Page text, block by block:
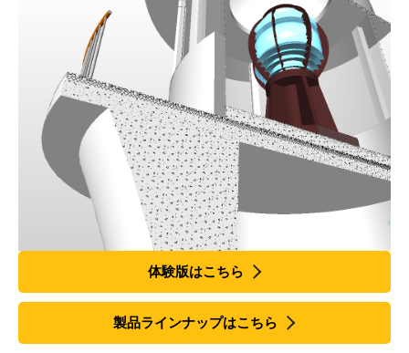
体験版はこちら
製品ラインナップはこちら